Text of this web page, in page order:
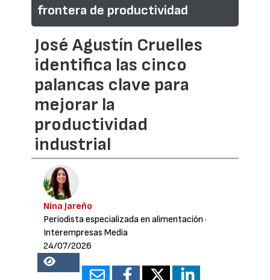
frontera de productividad
José Agustín Cruelles
identifica las cinco
palancas clave para
mejorar la
productividad
industrial
Nina Jareño
Periodista especializada en alimentación ·
Interempresas Media
24/07/2026
20408